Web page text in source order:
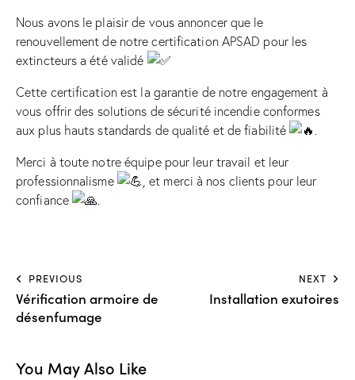
Nous avons le plaisir de vous annoncer que le
renouvellement de notre certification APSAD pour les
extincteurs a été validé
Cette certification est la garantie de notre engagement à
vous offrir des solutions de sécurité incendie conformes
aux plus hauts standards de qualité et de fiabilité
.
Merci à toute notre équipe pour leur travail et leur
professionnalisme
, et merci à nos clients pour leur
confiance
.
PREVIOUS
Vérification armoire de
désenfumage
NEXT
Installation exutoires
You May Also Like